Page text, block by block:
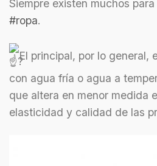
Siempre existen muchos
#ropa.
El principal, por lo general,
con agua fría o agua a
que altera en menor medida
elasticidad y calidad de las